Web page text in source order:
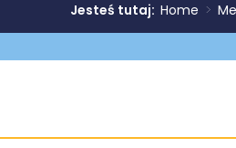
Jesteś tutaj: Home >